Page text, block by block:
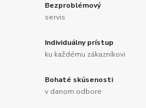
Bezproblémový
servis
Individuálny prístup
ku každému zákazníkovi
Bohaté skúsenosti
v danom odbore